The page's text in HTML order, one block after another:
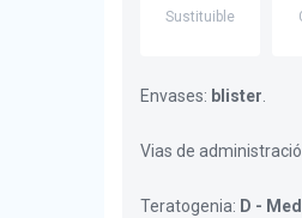
Sustituible
Envases: blister
Vias de
Teratogenia: D -